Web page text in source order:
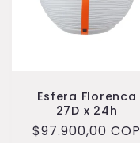
Esfera Florenca
27D x 24h
Precio
$97.900,00 COP